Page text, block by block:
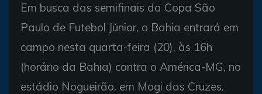
Em busca das semifinais da Copa São
Paulo de Futebol Júnior, o Bahia entrará em
campo nesta quarta-feira (20), às 16h
(horário da Bahia) contra o América-MG, no
estádio Nogueirão, em Mogi das Cruzes.